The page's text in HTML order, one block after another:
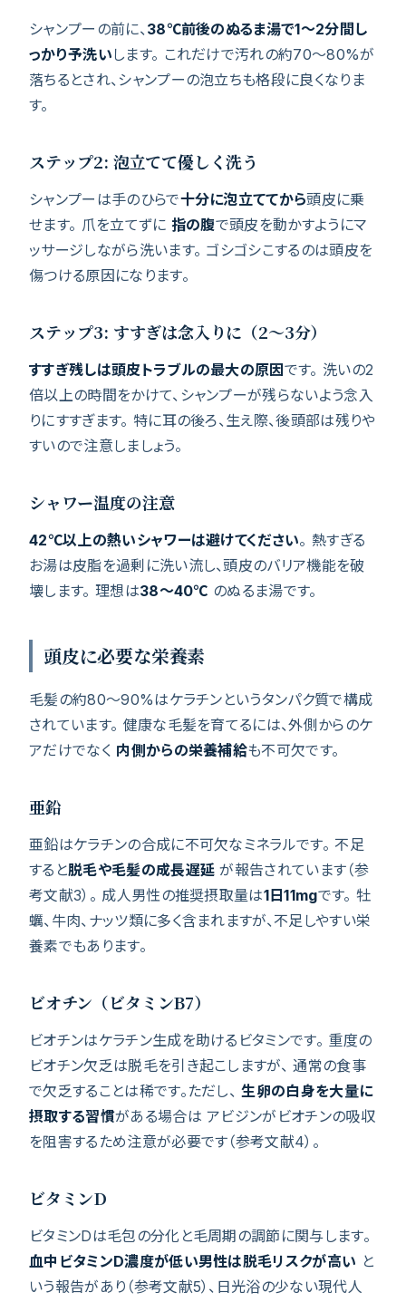
シャンプーの前に、38℃前後のぬるま湯で1〜2分間し
っかり予洗いします。 これだけで汚れの約70〜80%が
落ちるとされ、シャンプーの泡立ちも格段に良くなりま
す。
ステップ2: 泡立てて優しく洗う
シャンプーは手のひらで十分に泡立ててから頭皮に乗
せます。 爪を立てずに 指の腹で頭皮を動かすようにマ
ッサージしながら洗います。 ゴシゴシこするのは頭皮を
傷つける原因になります。
ステップ3: すすぎは念入りに（2〜3分）
すすぎ残しは頭皮トラブルの最大の原因 です。 洗いの2
倍以上の時間をかけて、シャンプーが残らないよう念入
りにすすぎます。 特に耳の後ろ、生え際、後頭部は残りや
すいので注意しましょう。
シャワー温度の注意
42℃以上の熱いシャワーは避けてください。 熱すぎる
お湯は皮脂を過剰に洗い流し、頭皮のバリア機能を破
壊します。 理想は38〜40℃ のぬるま湯です。
頭皮に必要な栄養素
毛髪の約80〜90%はケラチンというタンパク質で構成
されています。 健康な毛髪を育てるには、外側からのケ
アだけでなく 内側からの栄養補給も不可欠です。
亜鉛
亜鉛はケラチンの合成に不可欠なミネラルです。 不足
すると脱毛や毛髪の成長遅延 が報告されています（参
考文献3）。 成人男性の推奨摂取量は1日11mgです。 牡
蠣、牛肉、ナッツ類に多く含まれますが、不足しやすい栄
養素でもあります。
ビオチン（ビタミンB7）
ビオチンはケラチン生成を助けるビタミンです。 重度の
ビオチン欠乏は脱毛を引き起こしますが、 通常の食事
で欠乏することは稀です。ただし、生卵の白身を大量に
摂取する習慣がある場合は アビジンがビオチンの吸収
を阻害するため注意が必要です（参考文献4）。
ビタミンD
ビタミンDは毛包の分化と毛周期の調節に関与します。
血中ビタミンD濃度が低い男性は脱毛リスクが高い と
いう報告があり（参考文献5）、日光浴の少ない現代人